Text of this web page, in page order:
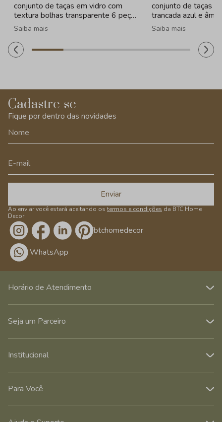
conjunto de taças em vidro com
textura bolhas transparente 6 peças
- 260ml
Saiba mais
conjunto de taças
trancada azul e
320ml
Saiba mais
Cadastre-se
Fique por dentro das novidades
Enviar
Ao enviar você estará aceitando os termos e condições da BTC Home
Decor
/btchomedecor
WhatsApp
Horário de Atendimento
Seja um Parceiro
Institucional
Para Você